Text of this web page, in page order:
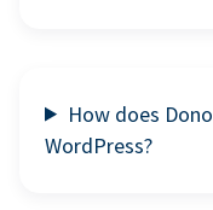
How does
WordPress?